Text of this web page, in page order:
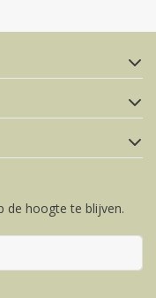
de hoogte te blijven.